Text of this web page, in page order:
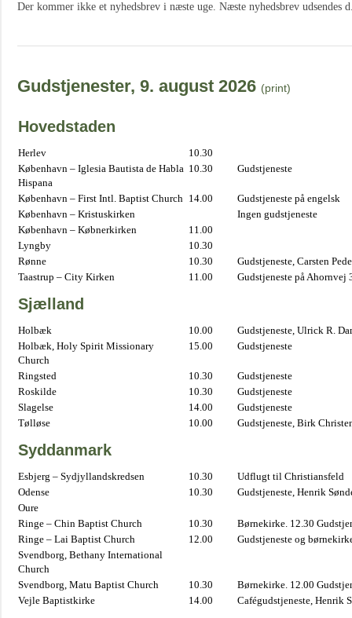
Der kommer ikke et nyhedsbrev i næste uge. Næste nyhedsbrev udsendes
Gudstjenester, 9. august 2026 (print)
Hovedstaden
Herlev
10.30
København – Iglesia Bautista de Habla
Hispana
10.30 Gudstjeneste
København – First Intl. Baptist Church 14.00
Gudstjeneste på engelsk
København – Kristuskirken
Ingen gudstjeneste
København – Købnerkirken
11.00
Lyngby
10.30
Rønne
10.30
Gudstjeneste, Carsten
Taastrup – City Kirken
11.00 Gudstjeneste på Ahornvej
Sjælland
Holbæk 10.00
Gudstjeneste, Ulrick R.
Holbæk, Holy Spirit Missionary
Church
15.00 Gudstjeneste
Ringsted 10.30
Gudstjeneste
Roskilde
10.30
Gudstjeneste
Slagelse
14.00
Gudstjeneste
Tølløse
10.00 Gudstjeneste, Birk
Syddanmark
Esbjerg – Sydjyllandskredsen 10.30
Udflugt til Christiansfeld
Odense
10.30
Gudstjeneste, Henrik
Oure
Ringe – Chin Baptist Church
10.30
Børnekirke. 12.30
Ringe – Lai Baptist Church
12.00
Gudstjeneste og
Svendborg, Bethany International
Church
Svendborg, Matu Baptist Church
10.30
Børnekirke. 12.00
Vejle Baptistkirke
14.00 Cafégudstjeneste, Henrik